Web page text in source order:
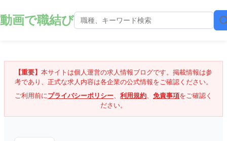
動画で職結び
【重要】 本サイトは個人運営の求人情報ブログです。掲載情報は参
考であり、正式な求人内容は各企業の公式情報をご確認ください。
ご利用前にプライバシーポリシー、 利用規約、 免責事項をご確認く
ださい。